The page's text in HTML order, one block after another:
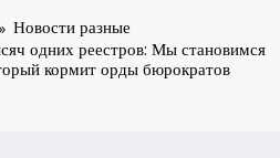
Новости разные
одних реестров: Мы становимся
кормит орды бюрократов